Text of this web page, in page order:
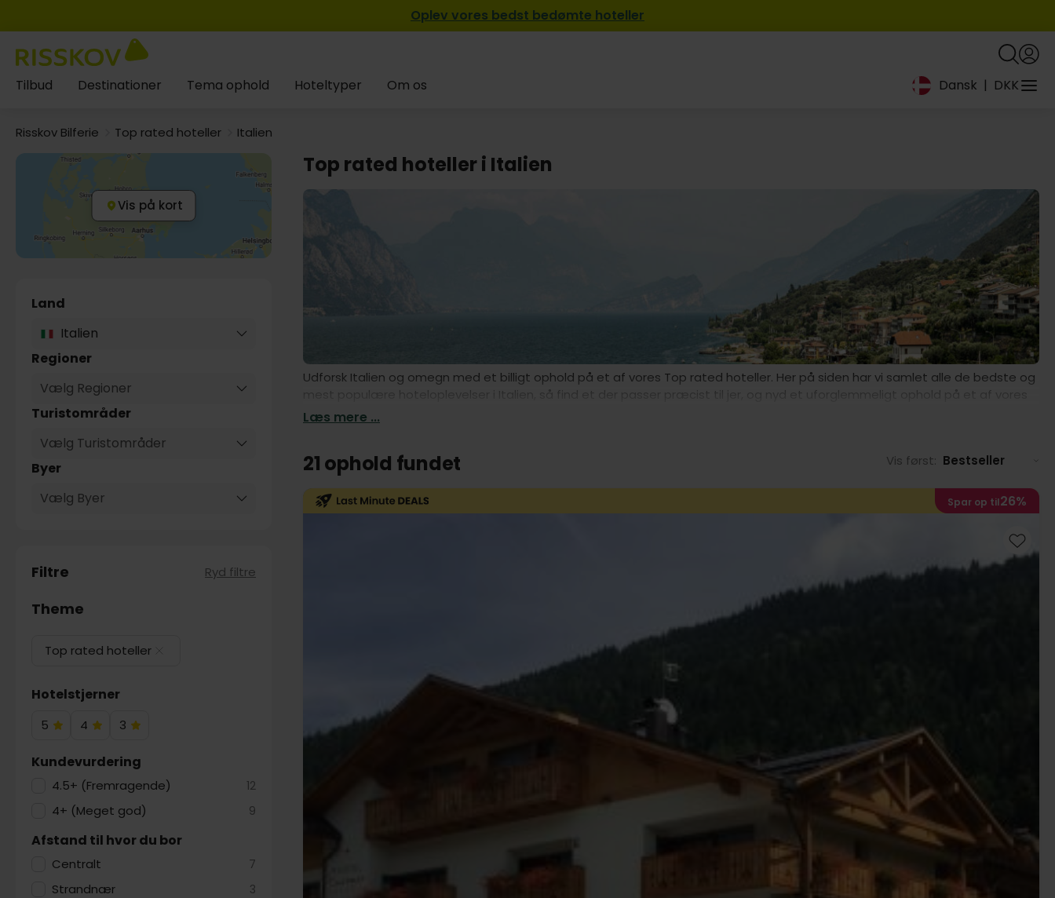
Oplev vores bedst bedømte hoteller
Tilbud Destinationer Tema ophold Hoteltyper Om os Dansk | DKK
Risskov Bilferie Top rated hoteller Italien
Vis på kort
Land
Italien
Regioner
Vælg Regioner
Turistområder
Vælg Turistområder
Byer
Vælg Byer
Filtre Ryd filtre
Theme
Top rated hoteller
Hotelstjerner
5
5
4
4
3
3
Kundevurdering
4.5+ (Fremragende) 12
4+ (Meget god) 9
Afstand til hvor du bor
Centralt 7
Strandnær 3
Top rated hoteller i Italien
Udforsk Italien og omegn med et billigt ophold på et af vores Top rated hoteller. Her på siden har vi samlet alle de bedste og
mest populære hoteloplevelser i Italien, så find et der passer præcist til jer, og nyd et uforglemmeligt ophold på et af vores
Top rated hoteller i Italien.
Læs mere ...
21 ophold fundet Vis først: Bestseller
Spar op til26%